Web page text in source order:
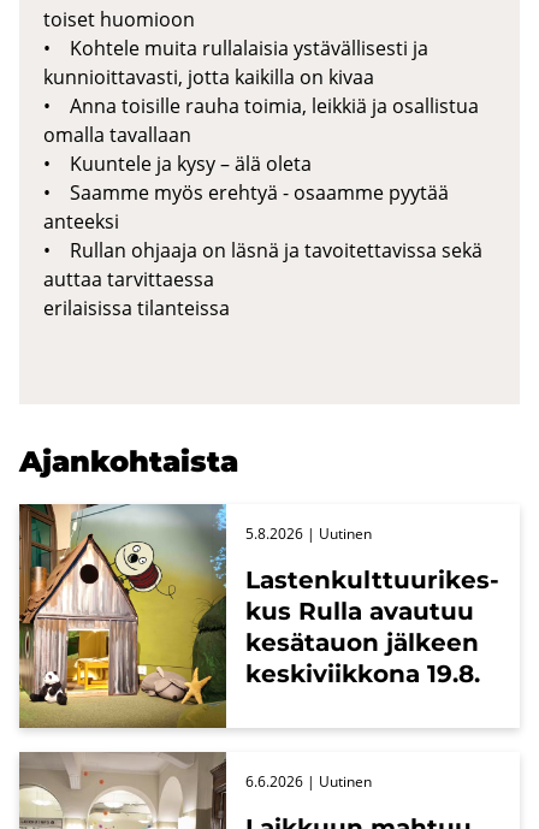
toiset huomioon
• Kohtele muita rullalaisia ystävällisesti ja
kunnioittavasti, jotta kaikilla on kivaa
• Anna toisille rauha toimia, leikkiä ja osallistua
omalla tavallaan
• Kuuntele ja kysy – älä oleta
• Saamme myös erehtyä - osaamme pyytää
anteeksi
• Rullan ohjaaja on läsnä ja tavoitettavissa sekä
auttaa tarvittaessa
erilaisissa tilanteissa
Ajan­koh­tais­ta
Las­ten­kult­tuu­ri­kes­
kus Rulla avau­tuu
ke­sä­tauon jäl­keen
kes­ki­viik­ko­na 19.8.
5.8.2026 | Uu­ti­nen
6.6.2026 | Uu­ti­nen